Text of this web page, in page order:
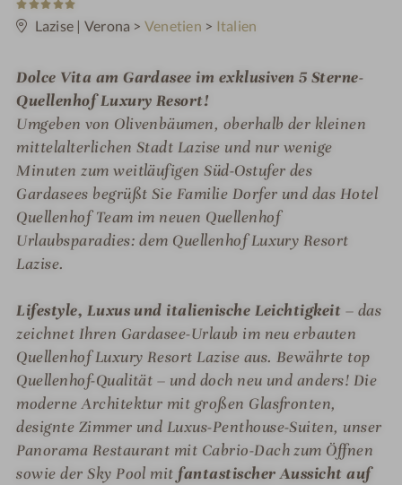
S
t
e
n
e
Lazise | Verona > Venetien > Italien
Dolce Vita am Gardasee im exklusiven 5 Sterne-
Quellenhof Luxury Resort!
Umgeben von Olivenbäumen, oberhalb der kleinen
mittelalterlichen Stadt Lazise und nur wenige
Minuten zum weitläufigen Süd-Ostufer des
Gardasees begrüßt Sie Familie Dorfer und das Hotel
Quellenhof Team im neuen Quellenhof
Urlaubsparadies: dem Quellenhof Luxury Resort
Lazise.
Lifestyle, Luxus und italienische Leichtigkeit – das
zeichnet Ihren Gardasee-Urlaub im neu erbauten
Quellenhof Luxury Resort Lazise aus. Bewährte top
Quellenhof-Qualität – und doch neu und anders! Die
moderne Architektur mit großen Glasfronten,
designte Zimmer und Luxus-Penthouse-Suiten, unser
Panorama Restaurant mit Cabrio-Dach zum Öffnen
sowie der Sky Pool mit fantastischer Aussicht auf